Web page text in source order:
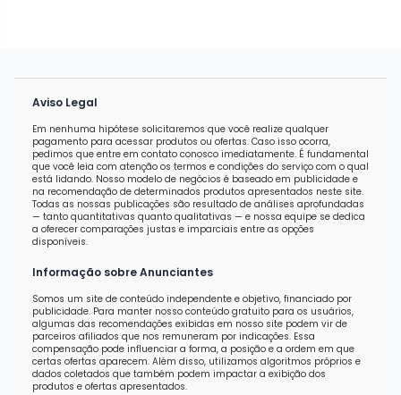
Aviso Legal
Em nenhuma hipótese solicitaremos que você realize qualquer
pagamento para acessar produtos ou ofertas. Caso isso ocorra,
pedimos que entre em contato conosco imediatamente. É fundamental
que você leia com atenção os termos e condições do serviço com o qual
está lidando. Nosso modelo de negócios é baseado em publicidade e
na recomendação de determinados produtos apresentados neste site.
Todas as nossas publicações são resultado de análises aprofundadas
— tanto quantitativas quanto qualitativas — e nossa equipe se dedica
a oferecer comparações justas e imparciais entre as opções
disponíveis.
Informação sobre Anunciantes
Somos um site de conteúdo independente e objetivo, financiado por
publicidade. Para manter nosso conteúdo gratuito para os usuários,
algumas das recomendações exibidas em nosso site podem vir de
parceiros afiliados que nos remuneram por indicações. Essa
compensação pode influenciar a forma, a posição e a ordem em que
certas ofertas aparecem. Além disso, utilizamos algoritmos próprios e
dados coletados que também podem impactar a exibição dos
produtos e ofertas apresentados.